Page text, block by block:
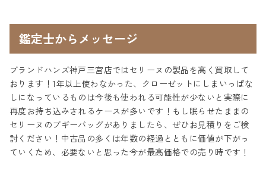
鑑定士からメッセージ
ブランドハンズ神戸三宮店ではセリーヌの製品を高く買取して
おります！1年以上使わなかった、クローゼットにしまいっぱな
しになっているものは今後も使われる可能性が少ないと実際に
再度お持ち込みされるケースが多いです！もし眠らせたままの
セリーヌのブギーバッグがありましたら、ぜひお見積りをご検
討ください！中古品の多くは年数の経過とともに価値が下がっ
ていくため、必要ないと思った今が最高価格での売り時です！